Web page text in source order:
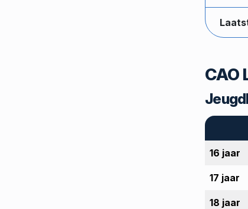
CAO
16 jaar
17 jaar
18 jaar